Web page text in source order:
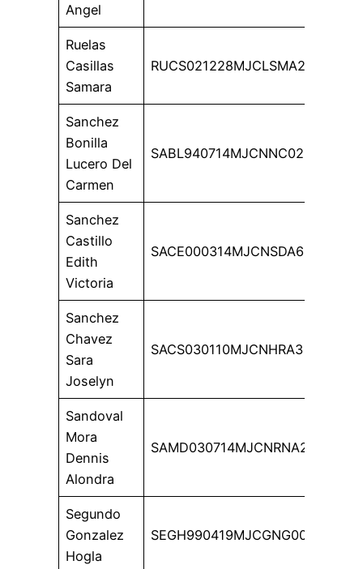
Angel
Ruelas
Casillas
Samara
RUCS021228MJCLSMA2
Sanchez
Bonilla
Lucero Del
Carmen
SABL940714MJCNNC02
Sanchez
Castillo
Edith
Victoria
SACE000314MJCNSDA6
Sanchez
Chavez
Sara
Joselyn
SACS030110MJCNHRA3
Sandoval
Mora
Dennis
Alondra
SAMD030714MJCNRNA2
Segundo
Gonzalez
Hogla
SEGH990419MJCGNG00